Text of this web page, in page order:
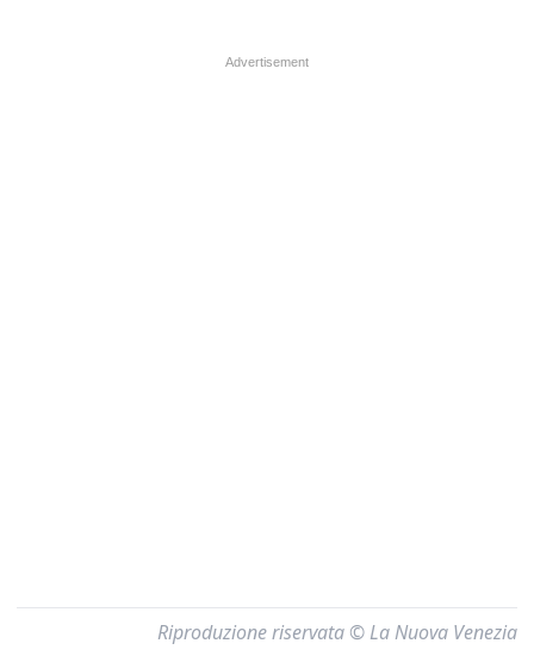
Riproduzione riservata © La Nuova Venezia